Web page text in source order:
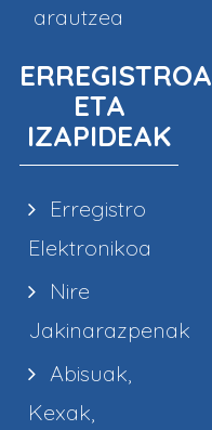
arautzea
ERREGISTROA
ETA
IZAPIDEAK
Erregistro
Elektronikoa
Nire
Jakinarazpenak
Abisuak,
Kexak,